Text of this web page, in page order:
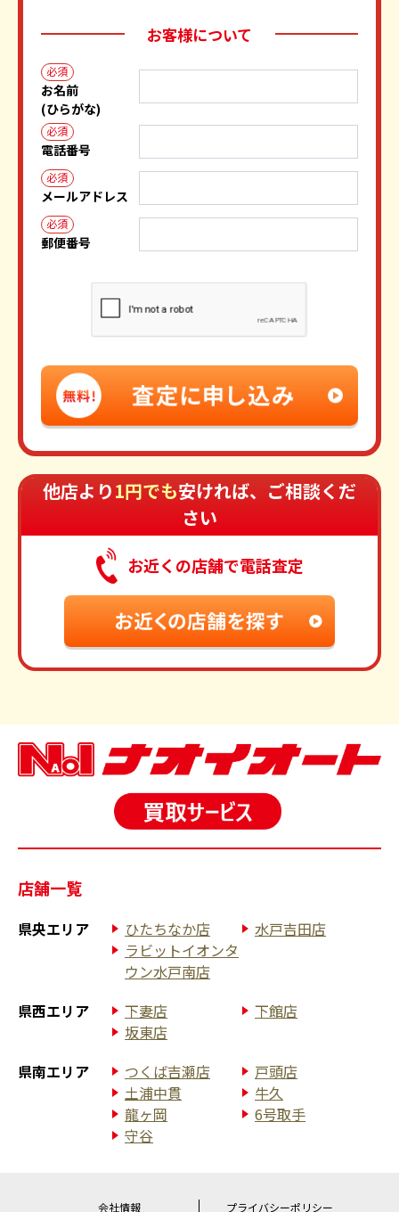
お客様について
必須
お名前
(ひらがな)
必須
電話番号
必須
メールアドレス
必須
郵便番号
他店より1円でも安ければ、ご相談くだ
さい
お近くの店舗で電話査定
店舗一覧
県央エリア ひたちなか店
水戸吉田店
ラビットイオンタ
ウン水戸南店
県西エリア
下妻店
下館店
坂東店
県南エリア
つくば吉瀬店
戸頭店
土浦中貫
牛久
龍ヶ岡
6号取手
守谷
会社情報 プライバシーポリシー